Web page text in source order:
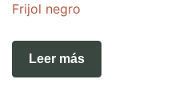
Frijol negro
Leer más